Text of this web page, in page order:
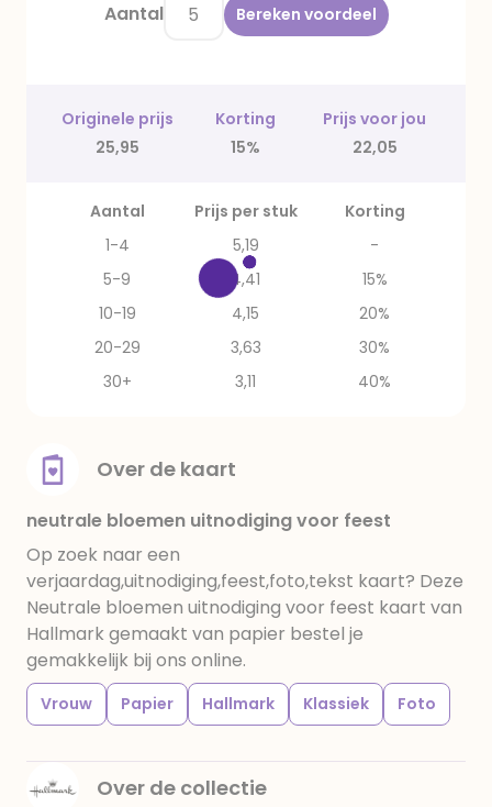
Aantal Bereken voordeel
Originele prijs Korting
Prijs voor jou
25,95
15% 22,05
Aantal Prijs per stuk
Korting
1-4
5,19
-
5-9
4,41
15%
10-19
4,15
20%
20-29
3,63
30%
30+
3,11 40%
Over de kaart
neutrale bloemen uitnodiging voor feest
Op zoek naar een
verjaardag,uitnodiging,feest,foto,tekst kaart? Deze
Neutrale bloemen uitnodiging voor feest kaart van
Hallmark gemaakt van papier bestel je
gemakkelijk bij ons online.
Vrouw Papier Hallmark Klassiek Foto
Over de collectie